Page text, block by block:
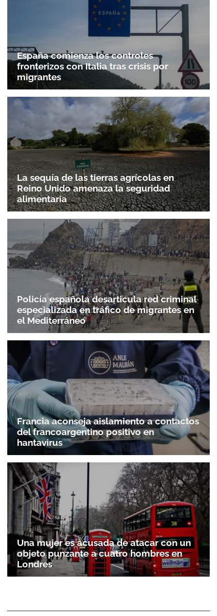
España comienza los controles
fronterizos con Italia tras crisis por
migrantes
La sequía de las tierras agrícolas en
Reino Unido amenaza la seguridad
alimentaria
Policía española desarticula red criminal
especializada en tráfico de migrantes en
el Mediterráneo
Francia aconseja aislamiento a contactos
del francoargentino positivo en
hantavirus
Una mujer es acusada de atacar con un
objeto punzante a cuatro hombres en
Londres